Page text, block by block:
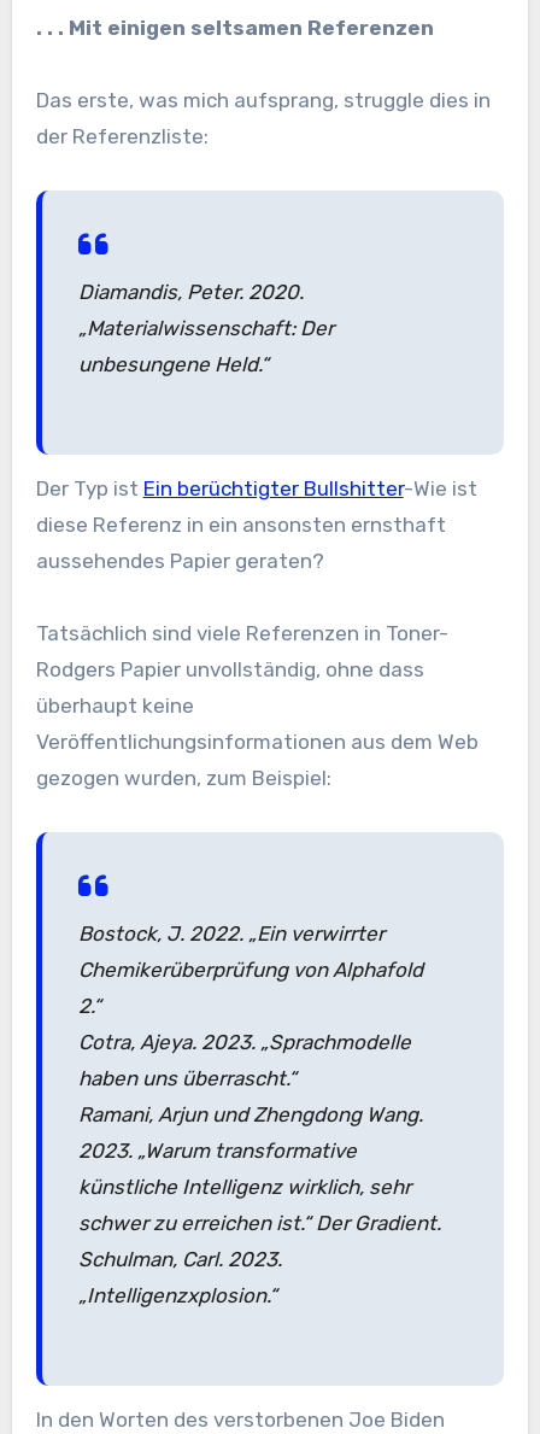
. . . Mit einigen seltsamen Referenzen
Das erste, was mich aufsprang, struggle dies in
der Referenzliste:
Diamandis, Peter. 2020.
„Materialwissenschaft: Der
unbesungene Held.“
Der Typ ist Ein berüchtigter Bullshitter-Wie ist
diese Referenz in ein ansonsten ernsthaft
aussehendes Papier geraten?
Tatsächlich sind viele Referenzen in Toner-
Rodgers Papier unvollständig, ohne dass
überhaupt keine
Veröffentlichungsinformationen aus dem Web
gezogen wurden, zum Beispiel:
Bostock, J. 2022. „Ein verwirrter
Chemikerüberprüfung von Alphafold
2.“
Cotra, Ajeya. 2023. „Sprachmodelle
haben uns überrascht.“
Ramani, Arjun und Zhengdong Wang.
2023. „Warum transformative
künstliche Intelligenz wirklich, sehr
schwer zu erreichen ist.“ Der Gradient.
Schulman, Carl. 2023.
„Intelligenzxplosion.“
In den Worten des verstorbenen Joe Biden